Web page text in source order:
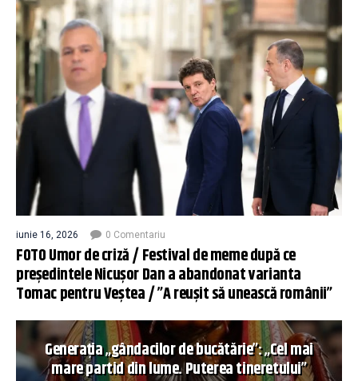
iunie 16, 2026 0 Comentariu
FOTO Umor de criză / Festival de meme după ce
președintele Nicușor Dan a abandonat varianta
Tomac pentru Veștea / ”A reușit să unească românii”
Generația „gândacilor de bucătărie”: „Cel mai
mare partid din lume. Puterea tineretului”